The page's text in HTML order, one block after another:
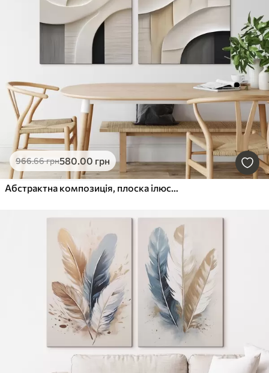
966.66грн580.00 грн
Абстрактна композиція, плоска ілюстрація